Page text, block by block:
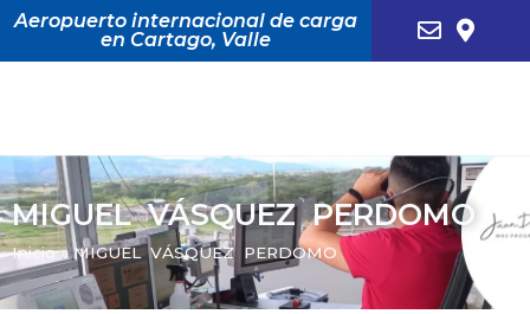
Aeropuerto internacional de carga
en Cartago, Valle
MIGUEL VÁSQUEZ PERDOMO
Inicio»MIGUEL VÁSQUEZ PERDOMO